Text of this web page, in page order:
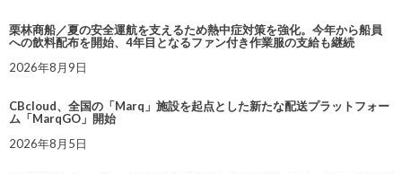
栗林商船／夏の安全運航を支えるため熱中症対策を強化。今年から船員
への飲料配布を開始、4年目となるファン付き作業服の支給も継続
2026年8月9日
CBcloud、全国の「Marq」施設を起点とした新たな配送プラットフォー
ム「MarqGO」開始
2026年8月5日